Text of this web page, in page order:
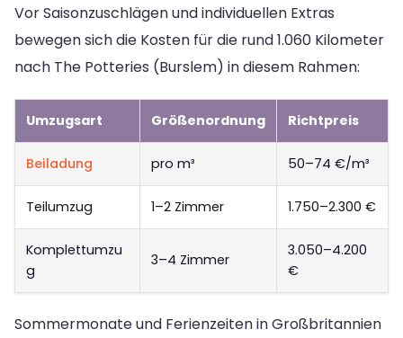
Vor Saisonzuschlägen und individuellen Extras
bewegen sich die Kosten für die rund 1.060 Kilometer
nach The Potteries (Burslem) in diesem Rahmen:
Umzugsart Größenordnung Richtpreis
Beiladung pro m³ 50–74 €/m³
Teilumzug 1–2 Zimmer 1.750–2.300 €
Komplettumzu
g
3–4 Zimmer
3.050–4.200
€
Sommermonate und Ferienzeiten in Großbritannien